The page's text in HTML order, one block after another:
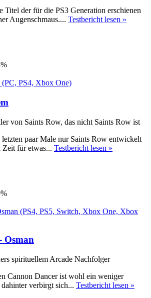
Titel der für die PS3 Generation erschienen
Augenschmaus.... Testbericht lesen »
von Saints Row, das nicht Saints Row ist
paar Male nur Saints Row entwickelt
Zeit für etwas... Testbericht lesen »
Osman
spirituellem Arcade Nachfolger
Cannon Dancer ist wohl ein weniger
verbirgt sich... Testbericht lesen »